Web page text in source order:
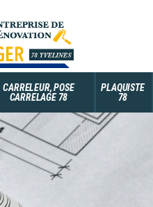
CARRELEUR, POSE
CARRELAGE 78
PLAQUISTE
78